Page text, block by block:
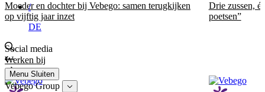
/
DE
Werken bij
Menu Sluiten
Vebego Group
Moeder en dochter bij Vebego: samen terugkijken
op vijftig jaar inzet
Drie zussen,
poetsen”
Social media